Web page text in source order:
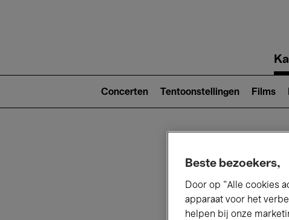
navigation
2)
Concerten Tentoonstellingen Films
Beste bezoekers,
Door op “Alle cookies
apparaat voor het
helpen bij onze